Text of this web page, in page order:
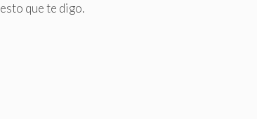
que te digo.